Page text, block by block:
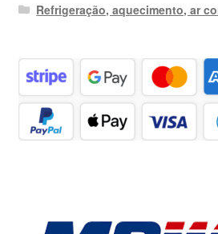
Refrigeração, aquecimento, ar